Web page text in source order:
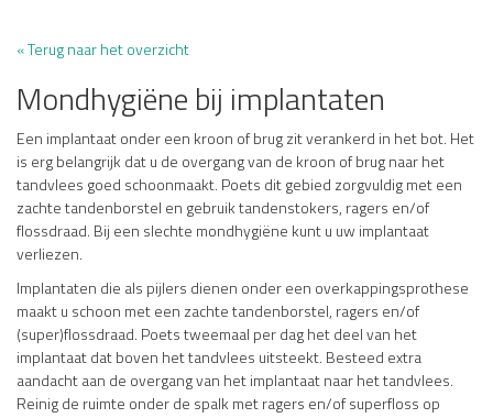
« Terug naar het overzicht
Mondhygiëne bij implantaten
Een implantaat onder een kroon of brug zit verankerd in het bot. Het
is erg belangrijk dat u de overgang van de kroon of brug naar het
tandvlees goed schoonmaakt. Poets dit gebied zorgvuldig met een
zachte tandenborstel en gebruik tandenstokers, ragers en/of
flossdraad. Bij een slechte mondhygiëne kunt u uw implantaat
verliezen.
Implantaten die als pijlers dienen onder een overkappingsprothese
maakt u schoon met een zachte tandenborstel, ragers en/of
(super)flossdraad. Poets tweemaal per dag het deel van het
implantaat dat boven het tandvlees uitsteekt. Besteed extra
aandacht aan de overgang van het implantaat naar het tandvlees.
Reinig de ruimte onder de spalk met ragers en/of superfloss op